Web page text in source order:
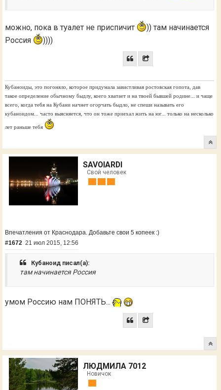
можно, пока в туалет не приспичит
)) там начинается
Россия
))))
Кубаноиды, это погоняло, которое придумала завистливая ростовская гопота, дав
такое определение обычному быдлу, коего хватает и на твоей бывшей родине... и чаще
всего, когда тебя на Кубани начнет огорчать быдло, не спеши называть его
кубаноидом... часто выясняется, что он тоже приехал жить на юг... только на несколько
лет раньше тебя
SAVOIARDI
Свой человек
Впечатления от Краснодара. Добавьте свои 5 копеек :)
#1672 21 июл 2015, 12:56
Кубаноид писал(а):
там начинается Россия
умом Россию нам ПОНЯТЬ...
ЛЮДМИЛА 7012
Новичок